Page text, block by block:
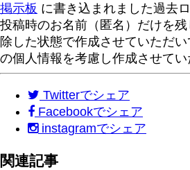
掲示板 に書き込まれました過去
投稿時のお名前（匿名）だけを
除した状態で作成させていただ
の個人情報を考慮し作成させてい
Twitterでシェア
Facebookでシェア
instagramでシェア
関連記事